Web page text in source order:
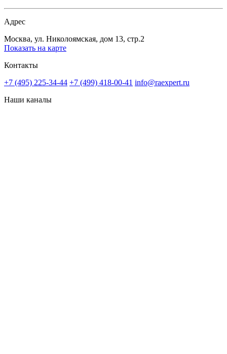
Адрес
Москва, ул. Николоямская, дом 13, стр.2
Показать на карте
Контакты
+7 (495) 225-34-44 +7 (499) 418-00-41 info@raexpert.ru
Наши каналы